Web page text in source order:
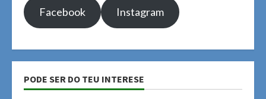
Facebook Instagram
PODE SER DO TEU INTERESE